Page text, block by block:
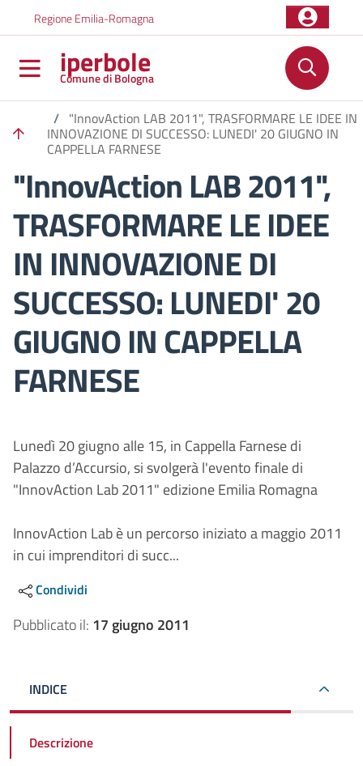
Regione Emilia-Romagna
iperbole
Comune di Bologna
/ "InnovAction LAB 2011", TRASFORMARE LE IDEE IN
INNOVAZIONE DI SUCCESSO: LUNEDI' 20 GIUGNO IN
CAPPELLA FARNESE
"InnovAction LAB 2011",
TRASFORMARE LE IDEE
IN INNOVAZIONE DI
SUCCESSO: LUNEDI' 20
GIUGNO IN CAPPELLA
FARNESE
Lunedì 20 giugno alle 15, in Cappella Farnese di
Palazzo d’Accursio, si svolgerà l'evento finale di
"InnovAction Lab 2011" edizione Emilia Romagna
InnovAction Lab è un percorso iniziato a maggio 2011
in cui imprenditori di succ...
Condividi
Pubblicato il: 17 giugno 2011
INDICE
Descrizione